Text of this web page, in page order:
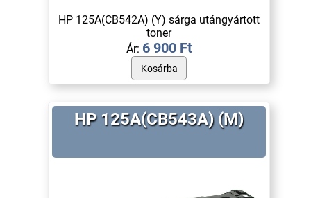
HP 125A(CB542A) (Y) sárga utángyártott
toner
Ár: 6 900 Ft
HP 125A(CB543A) (M)